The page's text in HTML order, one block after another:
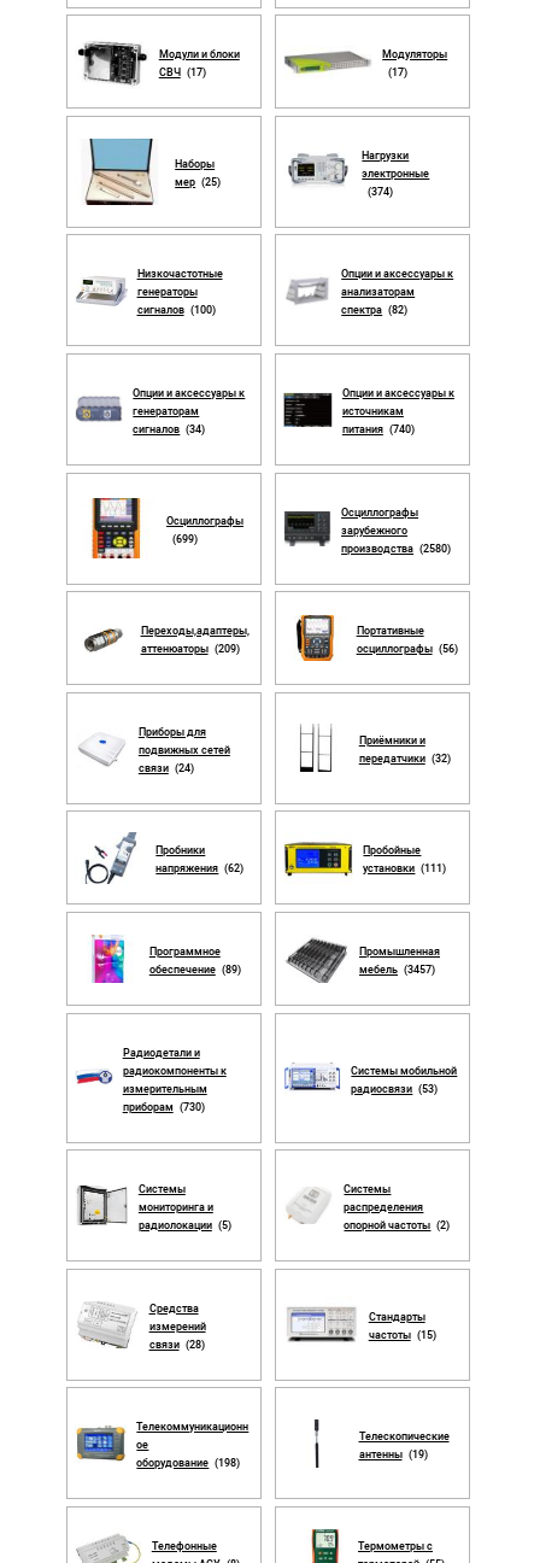
Модули и блоки
СВЧ (17)
Модуляторы
(17)
Наборы
мер (25)
Нагрузки
электронные
(374)
Низкочастотные
генераторы
сигналов (100)
Опции и аксессуары к
анализаторам
спектра (82)
Опции и аксессуары к
генераторам
сигналов (34)
Опции и аксессуары к
источникам
питания (740)
Осциллографы
(699)
Осциллографы
зарубежного
производства (2580)
Переходы,адаптеры,
аттенюаторы (209)
Портативные
осциллографы (56)
Приборы для
подвижных сетей
связи (24)
Приёмники и
передатчики (32)
Пробники
напряжения (62)
Пробойные
установки (111)
Программное
обеспечение (89)
Промышленная
мебель (3457)
Радиодетали и
радиокомпоненты к
измерительным
приборам (730)
Системы мобильной
радиосвязи (53)
Системы
мониторинга и
радиолокации (5)
Системы
распределения
опорной частоты (2)
Средства
измерений
связи (28)
Стандарты
частоты (15)
Телекоммуникационн
ое
оборудование (198)
Телескопические
антенны (19)
Телефонные
Термометры с